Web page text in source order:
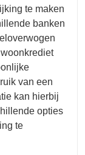
te maken
banken
van een
kan hierbij
opties
te